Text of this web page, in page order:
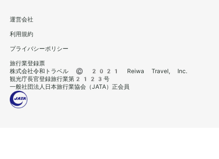
運営会社
利用規約
プライバシーポリシー
旅行業登録票
株式会社令和トラベル © 2021 Reiwa Travel, Inc.
観光庁長官登録旅行業第2123号
一般社団法人日本旅行業協会（JATA）正会員